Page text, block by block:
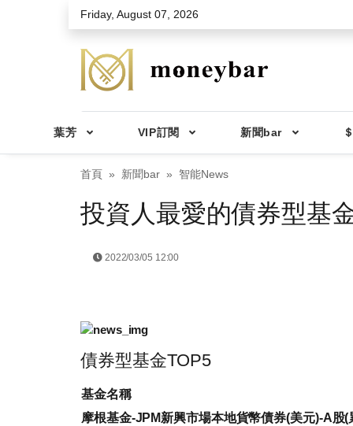
Skip to main contentFriday, August 07, 2026
葉芳 VIP訂閱 新聞bar
首頁 新聞bar 智能News
投資人最愛的債券型基
2022/03/05 12:00
債券型基金TOP5
基金名稱
摩根基金-JPM新興市場本地貨幣債券(美元)-A股(